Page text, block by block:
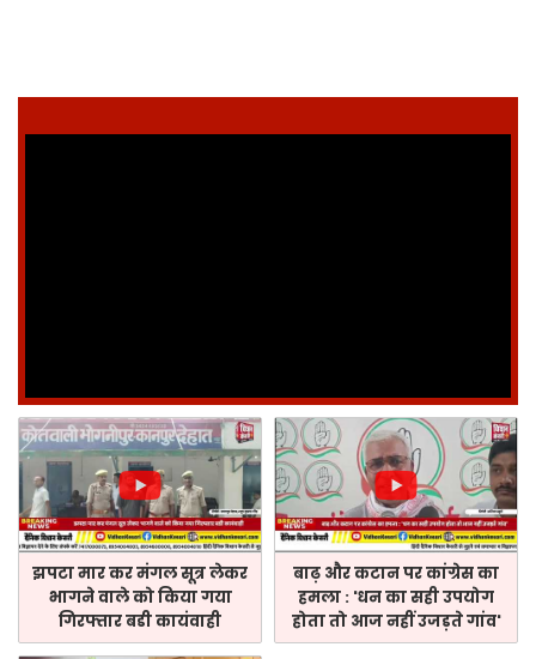
झपटा मार कर मंगल सूत्र लेकर
भागने वाले को किया गया
गिरफ्तार बडी कायंवाही
बाढ़ और कटान पर कांग्रेस का
हमला : 'धन का सही उपयोग
होता तो आज नहीं उजड़ते गांव'